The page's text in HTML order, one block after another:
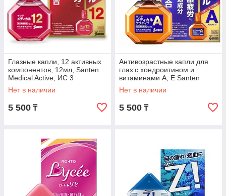
Глазные капли, 12 активных
компонентов, 12мл, Santen
Medical Active, ИС 3
Нет в наличии
5 500 ₸
Антивозрастные капли для
глаз с хондроитином и
витаминами A, E Santen
Medical Active, 12 мл, ИС 3
Нет в наличии
5 500 ₸